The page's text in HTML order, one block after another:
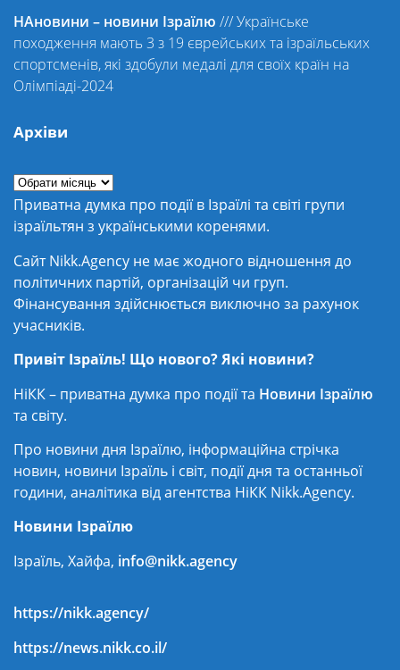
НАновини – новини Ізраїлю ///Українське
походження мають 3 з 19 єврейських та ізраїльських
спортсменів, які здобули медалі для своїх країн на
Олімпіаді-2024
Архіви
Приватна думка про події в Ізраїлі та світі групи
ізраїльтян з українськими коренями.
Сайт Nikk.Agency не має жодного відношення до
політичних партій, організацій чи груп.
Фінансування здійснюється виключно за рахунок
учасників.
Привіт Ізраїль! Що нового? Які новини?
НіКК – приватна думка про події та Новини Ізраїлю
та світу.
Про новини дня Ізраїлю, інформаційна стрічка
новин, новини Ізраїль і світ, події дня та останньої
години, аналітика від агентства НіКК Nikk.Agency.
Новини Ізраїлю
Ізраїль, Хайфа, info@nikk.agency
https://nikk.agency/
https://news.nikk.co.il/